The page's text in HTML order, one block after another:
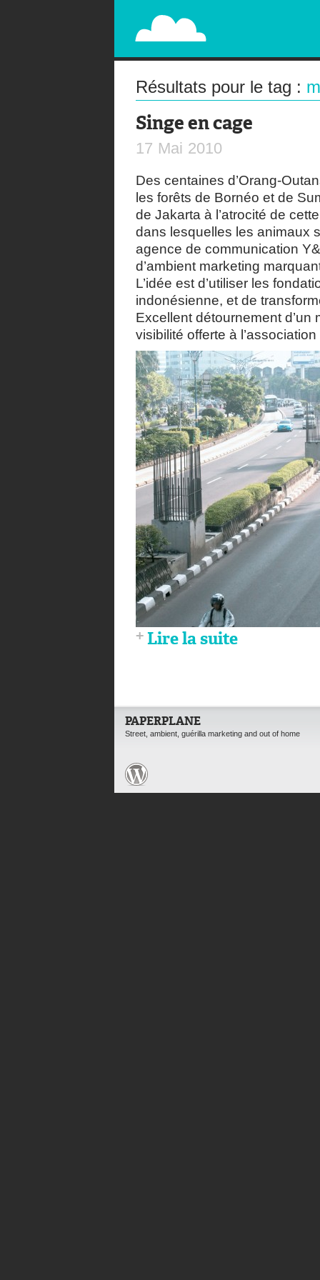
PAPERPLANE
STREET, AMBIENT, GUÉRILLA MARKETING
Résultats pour le tag :
Singe en cage
17 Mai 2010
Des centaines d’Orang-
les forêts de Bornéo et de
de Jakarta à l’atrocité de
dans lesquelles les animaux
agence de communication
d’ambient marketing
L’idée est d’utiliser les
indonésienne, et de
Excellent détournement
visibilité offerte à
Lire la suite
PAPERPLANE
Street, ambient, guérilla marketing and out of home